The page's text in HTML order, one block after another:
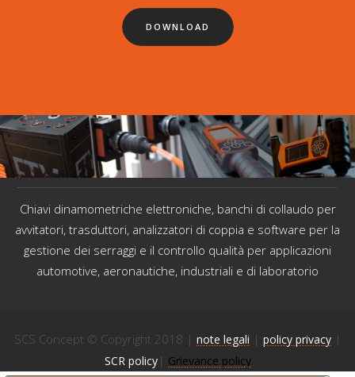
DOWNLOAD
Chiavi dinamometriche elettroniche, banchi di collaudo per
avvitatori, trasduttori, analizzatori di coppia e software per la
gestione dei serraggi e il controllo qualità per applicazioni
automotive, aeronautiche, industriali e di laboratorio
SCS Concept © Copyright 2018 | note legali | policy privacy|
SCR policy| Grievance policy